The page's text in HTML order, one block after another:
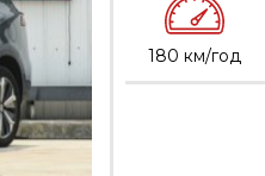
180 км/год